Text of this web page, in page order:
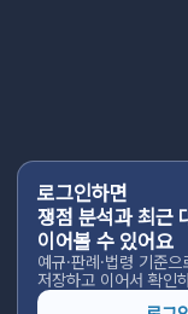
로그인하면
쟁점 분석과 최근
이어볼 수 있어요
예규·판례·법령 기준
저장하고 이어서 확인